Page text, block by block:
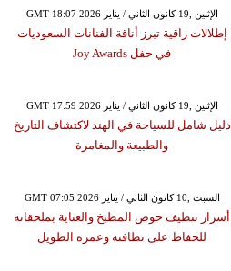
GMT 18:07 2026 الإثنين ,19 كانون الثاني / يناير
إطلالات راقية تبرز أناقة الفنانات السعوديات
في حفل Joy Awards
GMT 17:59 2026 الإثنين ,19 كانون الثاني / يناير
دليل شامل للسياحة في الهند لاكتشاف التاريخ
والطبيعة والمغامرة
GMT 07:05 2026 السبت ,10 كانون الثاني / يناير
أسرار تنظيف حوض المطبخ والعناية بملحقاته
للحفاظ على نظافته وعمره الطويل